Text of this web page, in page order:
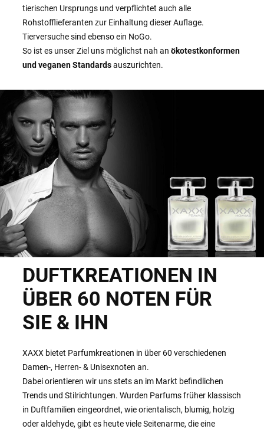
tierischen Ursprungs und verpflichtet auch alle
Rohstofflieferanten zur Einhaltung dieser Auflage.
Tierversuche sind ebenso ein NoGo.
So ist es unser Ziel uns möglichst nah anökotestkonformen
und veganen Standardsauszurichten.
DUFTKREATIONEN IN
ÜBER 60 NOTEN FÜR
SIE & IHN
XAXX bietet Parfumkreationen in über 60 verschiedenen
Damen-, Herren- & Unisexnoten an.
Dabei orientieren wir uns stets an im Markt befindlichen
Trends und Stilrichtungen. Wurden Parfums früher klassisch
in Duftfamilien eingeordnet, wie orientalisch, blumig, holzig
oder aldehyde, gibt es heute viele Seitenarme, die eine